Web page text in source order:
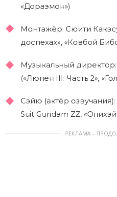
«Дораэмон»)
Монтажёр: Сюити
доспехах», «Ковбой
Музыкальный
(«Люпен III: Часть 2»,
Сэйю (актёр
Suit Gundam ZZ,
РЕКЛАМА –